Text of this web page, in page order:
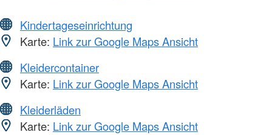
Kindertageseinrichtung
Karte: Link zur Google Maps Ansicht
Kleidercontainer
Karte: Link zur Google Maps Ansicht
Kleiderläden
Karte: Link zur Google Maps Ansicht